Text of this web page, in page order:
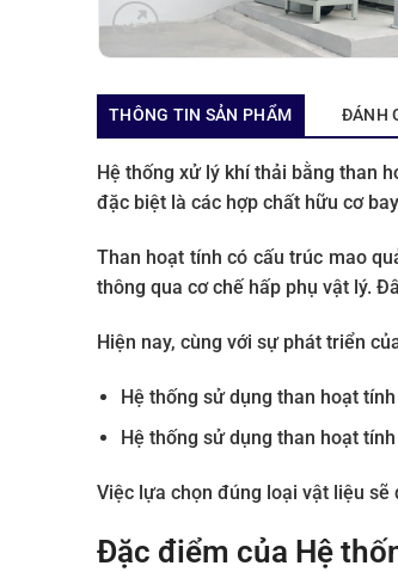
THÔNG TIN SẢN PHẨM ĐÁNH
Hệ thống xử lý khí thải bằng than
đặc biệt là các hợp chất hữu cơ
Than hoạt tính có cấu trúc mao
thông qua cơ chế hấp phụ vật lý.
Hiện nay, cùng với sự phát triển
Hệ thống sử dụng than hoạt
Hệ thống sử dụng than hoạt
Việc lựa chọn đúng loại vật liệu
Đặc điểm của Hệ